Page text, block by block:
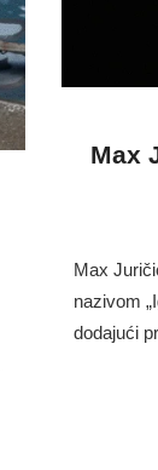
Max
Max
nazivom
dodajući